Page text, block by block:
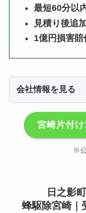
最短60分以
見積り後追
1億円損害賠
会社情報を見る
宮崎片付
※
日之影
蜂駆除宮崎｜